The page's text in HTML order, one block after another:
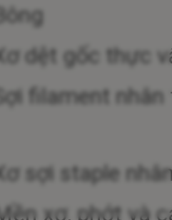
dệt gốc thực
filament
sợi staple
xơ, phớt và